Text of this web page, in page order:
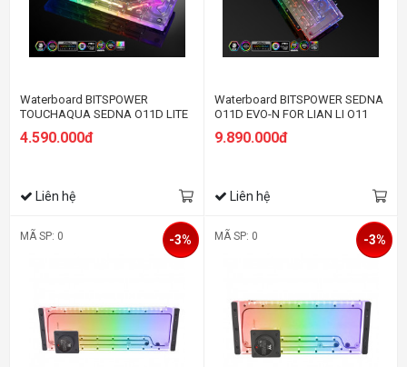
Waterboard BITSPOWER
TOUCHAQUA SEDNA O11D LITE
SERIES
4.590.000đ
Liên hệ
Waterboard BITSPOWER SEDNA
O11D EVO-N FOR LIAN LI O11
9.890.000đ
Liên hệ
MÃ SP: 0 -3% MÃ SP: 0 -3%